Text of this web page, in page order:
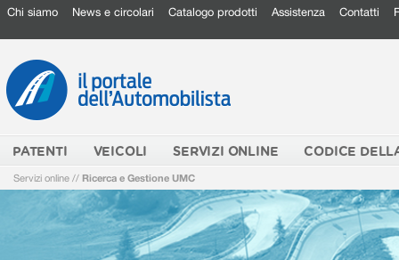
Chi siamo News e circolari Catalogo prodotti Assistenza Contatti
PATENTI VEICOLI SERVIZI ONLINE CODICE
Servizi online // Ricerca e Gestione UMC